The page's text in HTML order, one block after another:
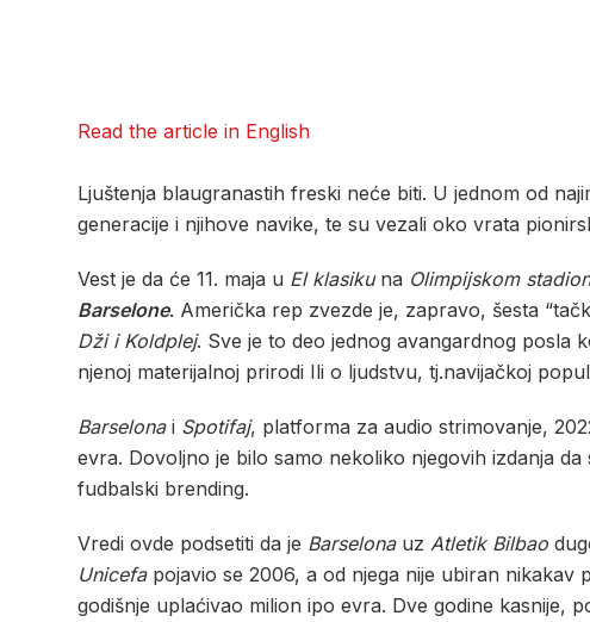
Read the article in English
Ljuštenja blaugranastih freski neće biti. U jednom od
generacije i njihove navike, te su vezali oko vrata
Vest je da će 11. maja u El klasikuna Olimpijskom
Barselone. Američka rep zvezde je, zapravo, šesta
Dži i Koldplej. Sve je to deo jednog avangardnog posla
njenoj materijalnoj prirodi Ili o ljudstvu, tj.navijačkoj
Barselonai Spotifaj, platforma za audio strimovanje,
evra. Dovoljno je bilo samo nekoliko njegovih izdanja
fudbalski brending.
Vredi ovde podsetiti da je Barselonauz Atletik Bilbao
Unicefapojavio se 2006, a od njega nije ubiran nikakav
godišnje uplaćivao milion ipo evra. Dve godine kasnije,